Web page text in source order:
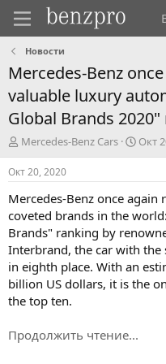
Новости
Mercedes-Benz
valuable luxury
Global Brands
А
в
т
о
р
т
е
м
ы
Mercedes-Benz Cars
Д
а
а
н
а
ч
л
а
Окт
Окт 20, 2020
Mercedes-Benz once
coveted brands in the
Brands" ranking by
Interbrand, the car with the
in eighth place. With an
billion US dollars, it is the
the top ten.
Продолжить чтение...